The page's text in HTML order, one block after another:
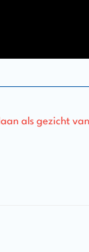
als gezicht